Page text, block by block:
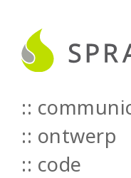
::
ontwerp
::
code